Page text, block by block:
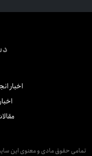
اخبار
حقوق مادی و معنوی این سایت